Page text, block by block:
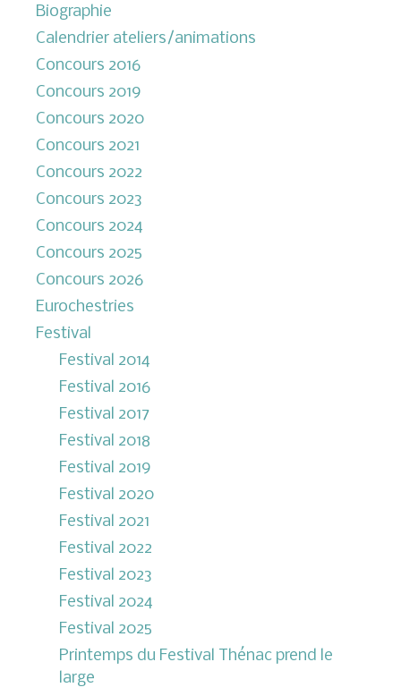
Biographie
Calendrier ateliers/animations
Concours 2016
Concours 2019
Concours 2020
Concours 2021
Concours 2022
Concours 2023
Concours 2024
Concours 2025
Concours 2026
Eurochestries
Festival
Festival 2014
Festival 2016
Festival 2017
Festival 2018
Festival 2019
Festival 2020
Festival 2021
Festival 2022
Festival 2023
Festival 2024
Festival 2025
Printemps du Festival Thénac prend le
large